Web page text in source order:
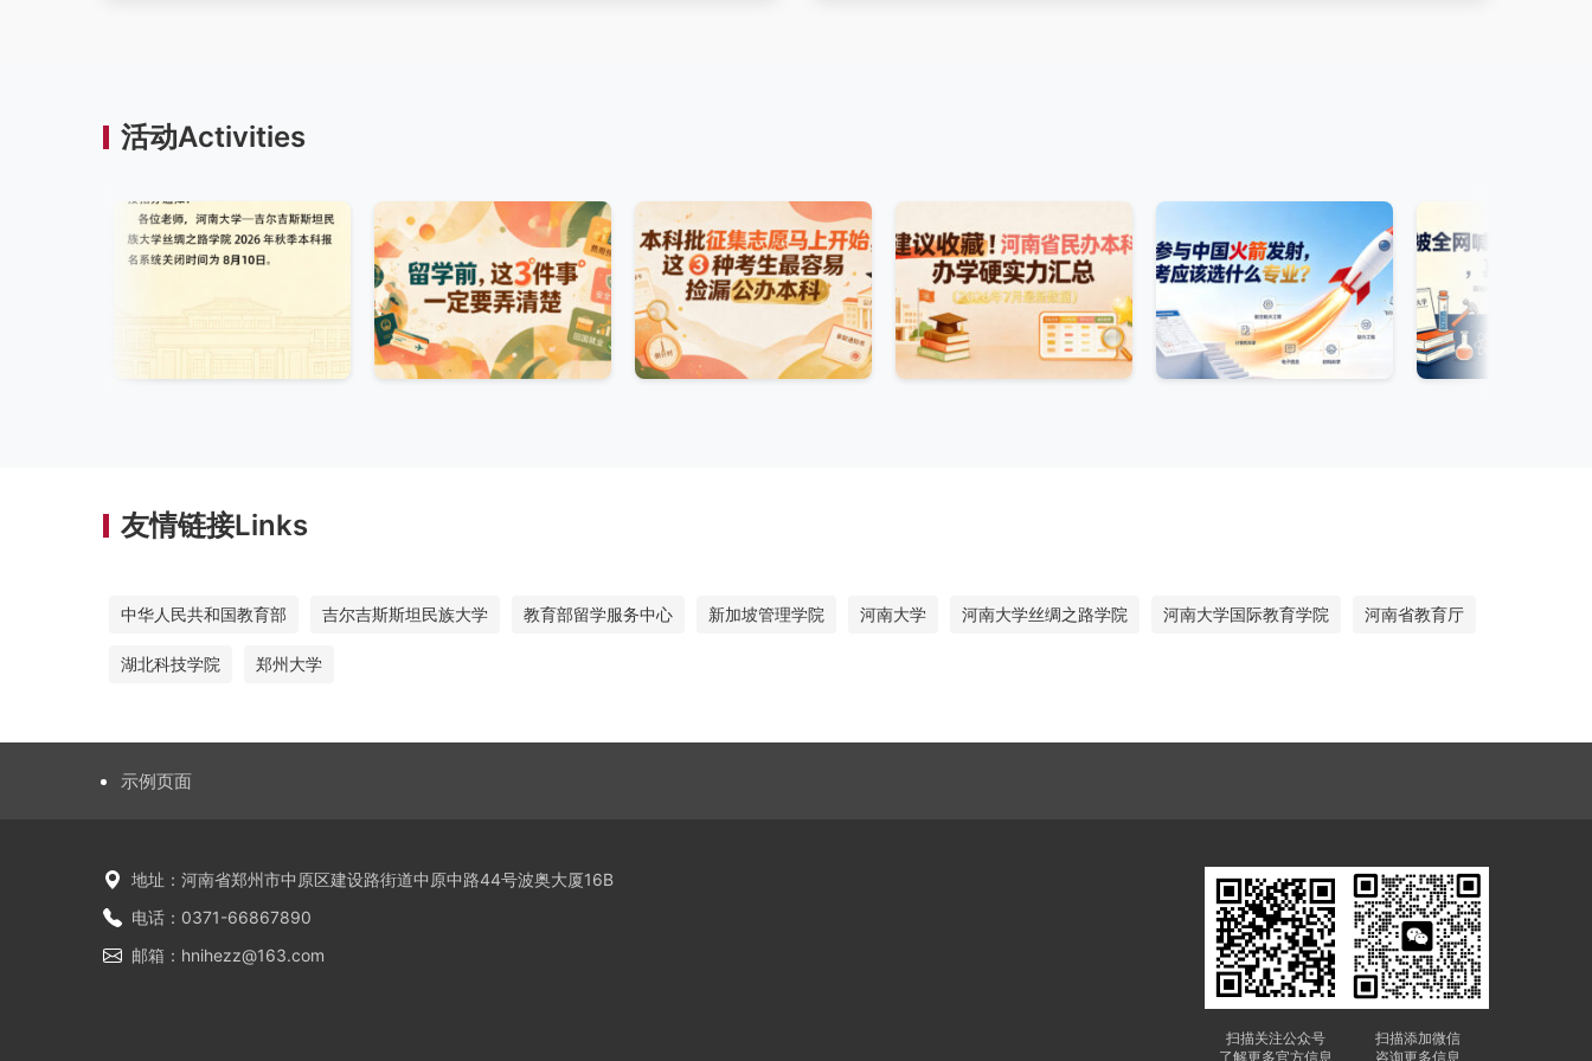
活动Activities
友情链接Links
中华人民共和国教育部 吉尔吉斯斯坦民族大学 教育部留学服务中心 新加坡管理学院 河南大学 河南大学丝绸之路学院 河南大学国际教育学院 河南省教育厅
湖北科技学院 郑州大学
示例页面
地址：河南省郑州市中原区建设路街道中原中路44号波奥大厦16B
电话：0371-66867890
邮箱：hnihezz@163.com
扫描关注公众号
了解更多官方信息
扫描添加微信
咨询更多信息